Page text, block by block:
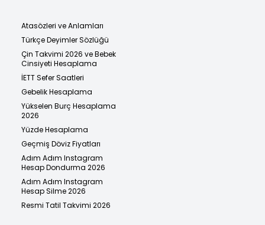
Atasözleri ve Anlamları
Türkçe Deyimler Sözlüğü
Çin Takvimi 2026 ve Bebek
Cinsiyeti Hesaplama
İETT Sefer Saatleri
Gebelik Hesaplama
Yükselen Burç Hesaplama
2026
Yüzde Hesaplama
Geçmiş Döviz Fiyatları
Adım Adım Instagram
Hesap Dondurma 2026
Adım Adım Instagram
Hesap Silme 2026
Resmi Tatil Takvimi 2026